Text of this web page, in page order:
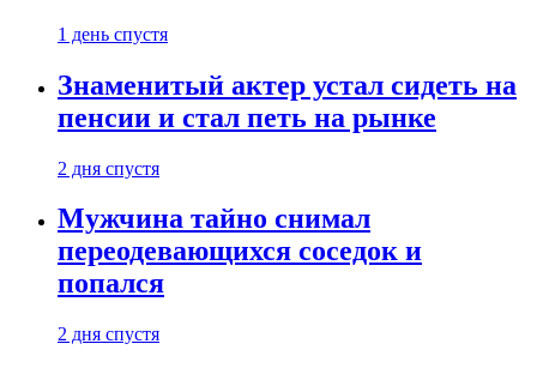
1 день спустя
Знаменитый актер устал сидеть на
пенсии и стал петь на рынке
2 дня спустя
Мужчина тайно снимал
переодевающихся соседок и
попался
2 дня спустя